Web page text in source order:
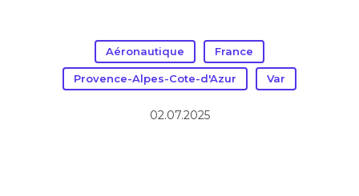
Aéronautique France
Provence-Alpes-Cote-d'Azur Var
02.07.2025